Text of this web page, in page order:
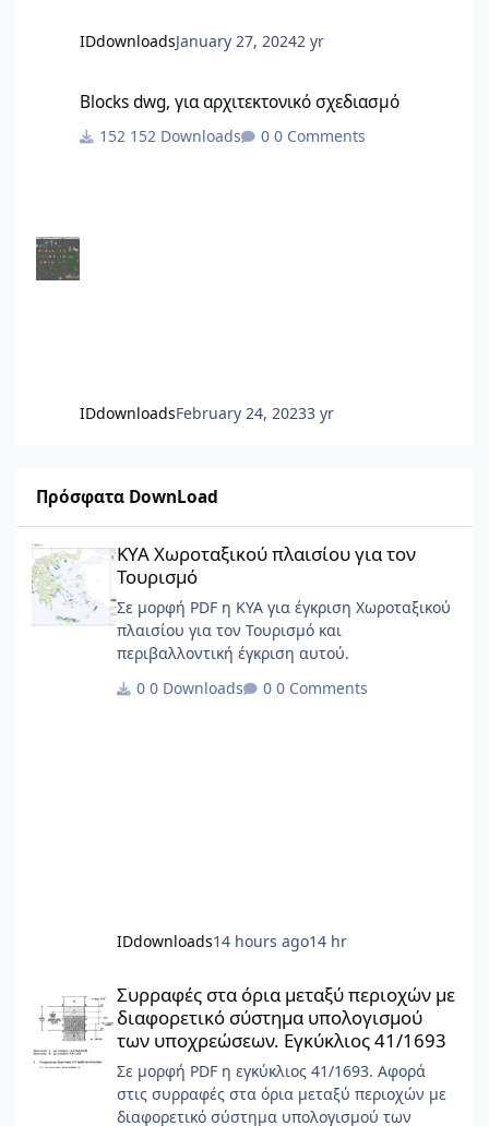
IDdownloadsJanuary 27, 20242 yr
Blocks dwg, για αρχιτεκτονικό σχεδιασμό
152 Downloads 0 Comments
IDdownloadsFebruary 24, 20233 yr
Πρόσφατα DownLoad
ΚΥΑ Χωροταξικού πλαισίου για τον
Τουρισμό
Σε μορφή PDF η ΚΥΑ για έγκριση Χωροταξικού
πλαισίου για τον Τουρισμό και
περιβαλλοντική έγκριση αυτού.
0 Downloads
0 Comments
IDdownloads14 hours ago14 hr
Συρραφές στα όρια μεταξύ περιοχών με
διαφορετικό σύστημα υπολογισμού
των υποχρεώσεων. Εγκύκλιος 41/1693
Σε μορφή PDF η εγκύκλιος 41/1693. Αφορά
στις συρραφές στα όρια μεταξύ περιοχών με
διαφορετικό σύστημα υπολογισμού των